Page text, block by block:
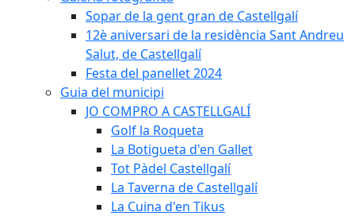
Sopar de la gent gran de Castellgalí
12è aniversari de la residència Sant Andreu
Salut, de Castellgalí
Festa del panellet 2024
Guia del municipi
JO COMPRO A CASTELLGALÍ
Golf la Roqueta
La Botigueta d'en Gallet
Tot Pàdel Castellgalí
La Taverna de Castellgalí
La Cuina d'en Tikus